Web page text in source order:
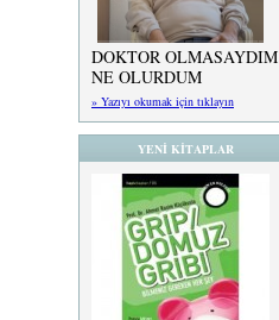
DOKTOR OLMASAYDIM
NE OLURDUM
» Yazıyı okumak için tıklayın
YENİ KİTAPLAR